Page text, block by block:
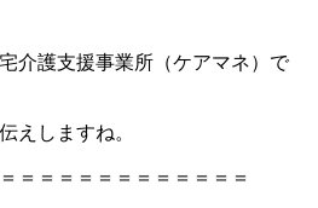
介護支援事業所（ケアマネ）で
えしますね。
＝＝＝＝＝＝＝＝＝＝＝＝